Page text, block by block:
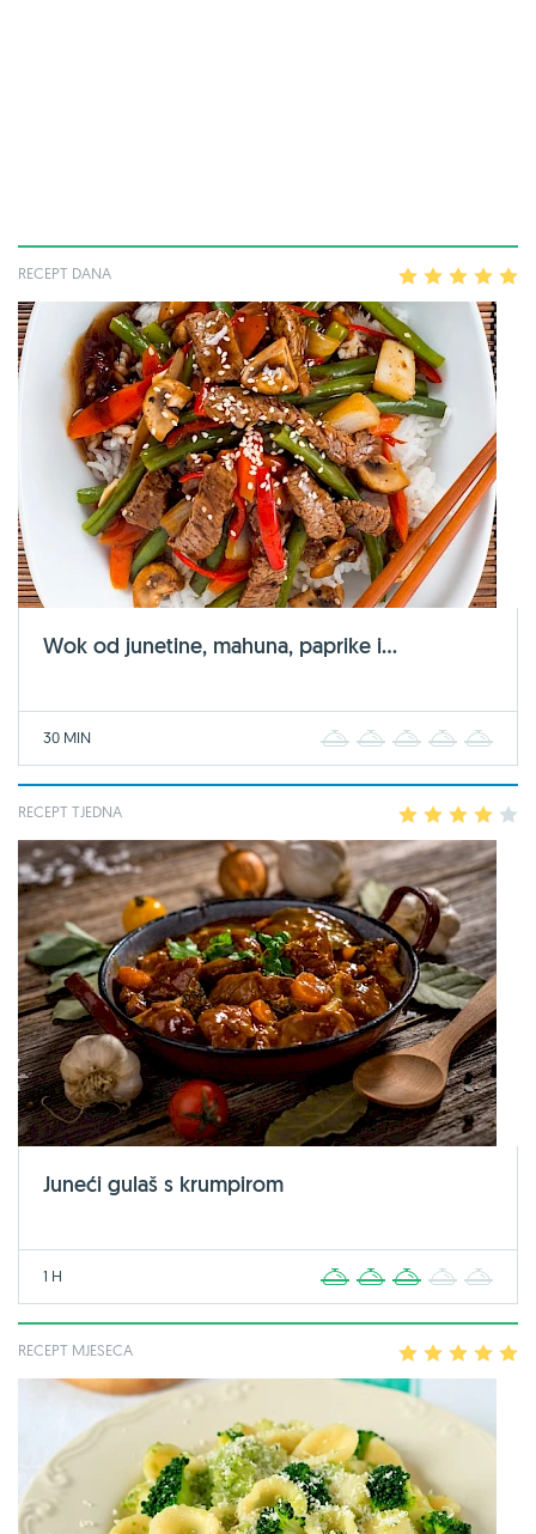
RECEPT DANA 2 3 4
Wok od junetine, mahuna, paprike i...
30 MIN 2 3 4
RECEPT TJEDNA 2 3 4
Juneći gulaš s krumpirom
1 H 2 3 4
RECEPT MJESECA 2 3 4